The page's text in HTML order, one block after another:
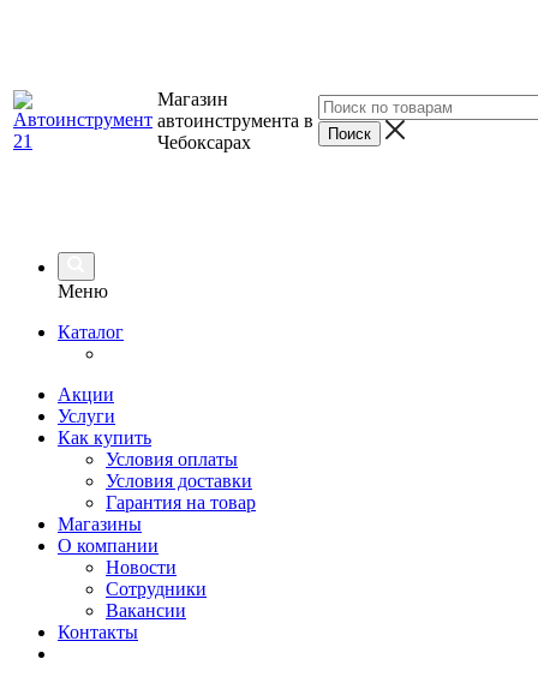
Магазин
автоинструмента в
Чебоксарах
Меню
Каталог
Акции
Услуги
Как купить
Условия оплаты
Условия доставки
Гарантия на товар
Магазины
О компании
Новости
Сотрудники
Вакансии
Контакты